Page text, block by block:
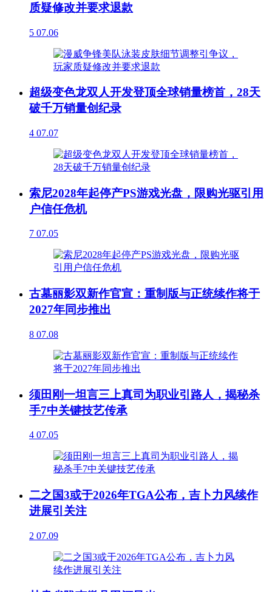
质疑修改并要求退款
5 07.06
超级变色龙双人开发登顶全球销量榜首，28天
破千万销量创纪录
4 07.07
索尼2028年起停产PS游戏光盘，限购光驱引用
户信任危机
7 07.05
古墓丽影双新作官宣：重制版与正统续作将于
2027年同步推出
8 07.08
须田刚一坦言三上真司为职业引路人，揭秘杀
手7中关键技艺传承
4 07.05
二之国3或于2026年TGA公布，吉卜力风续作
进展引关注
2 07.09